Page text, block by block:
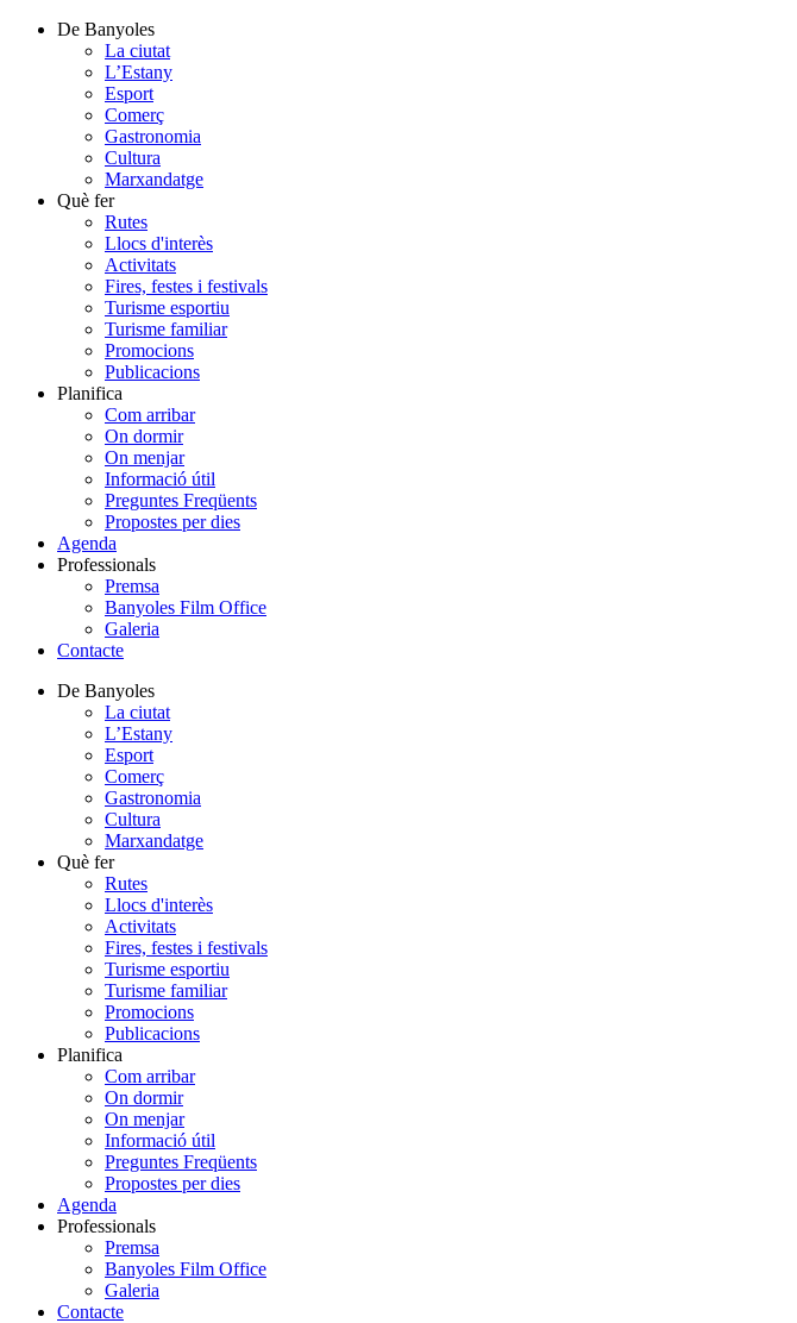
De Banyoles
La ciutat
L’Estany
Esport
Comerç
Gastronomia
Cultura
Marxandatge
Què fer
Rutes
Llocs d'interès
Activitats
Fires, festes i festivals
Turisme esportiu
Turisme familiar
Promocions
Publicacions
Planifica
Com arribar
On dormir
On menjar
Informació útil
Preguntes Freqüents
Propostes per dies
Agenda
Professionals
Premsa
Banyoles Film Office
Galeria
Contacte
De Banyoles
La ciutat
L’Estany
Esport
Comerç
Gastronomia
Cultura
Marxandatge
Què fer
Rutes
Llocs d'interès
Activitats
Fires, festes i festivals
Turisme esportiu
Turisme familiar
Promocions
Publicacions
Planifica
Com arribar
On dormir
On menjar
Informació útil
Preguntes Freqüents
Propostes per dies
Agenda
Professionals
Premsa
Banyoles Film Office
Galeria
Contacte